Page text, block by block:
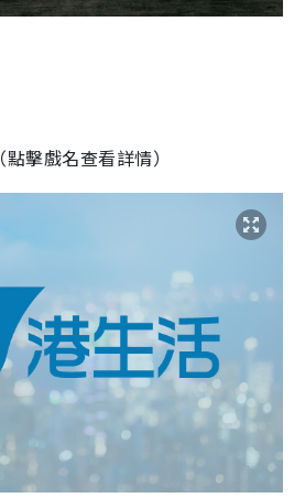
（點擊戲名查看詳情）